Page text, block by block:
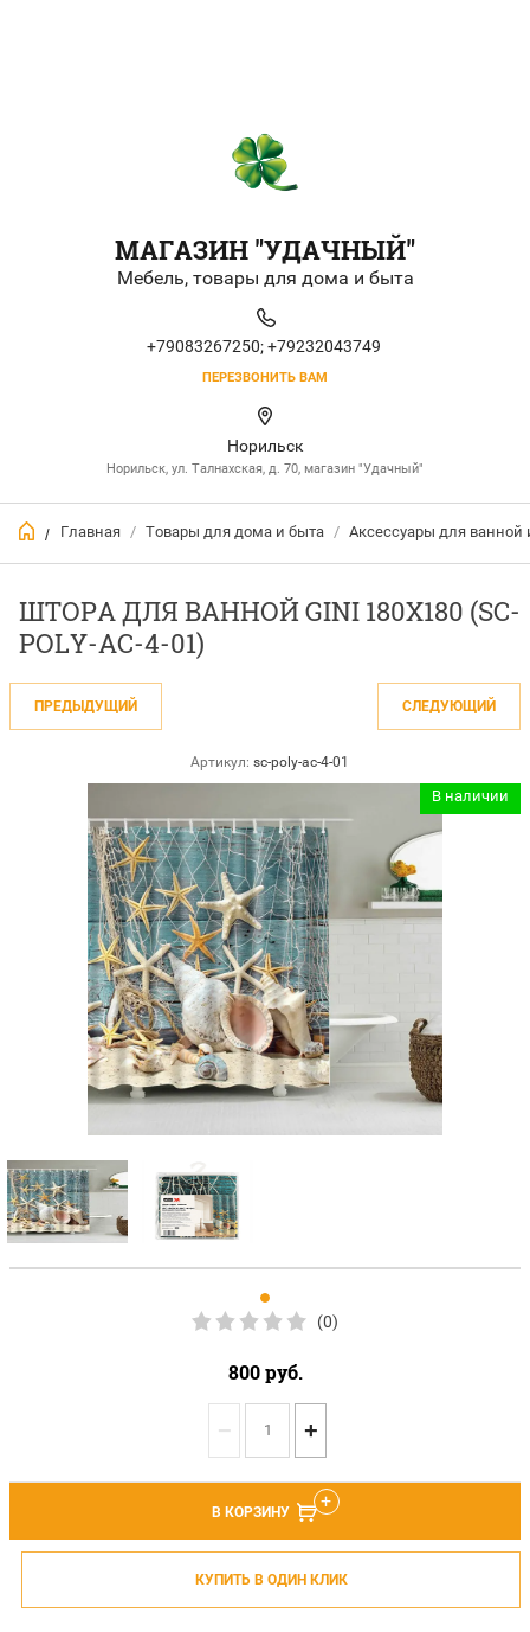
МАГАЗИН "УДАЧНЫЙ"
Мебель, товары для дома и быта
+79083267250; +79232043749
ПЕРЕЗВОНИТЬ ВАМ
Норильск
Норильск, ул. Талнахская, д. 70, магазин "Удачный"
/ Главная / Товары для дома и быта / Аксессуары для ванной
ШТОРА ДЛЯ ВАННОЙ GINI 180Х180 (SC-
POLY-AC-4-01)
ПРЕДЫДУЩИЙ СЛЕДУЮЩИЙ
Артикул: sc-poly-ac-4-01
В наличии
(0)
800руб.
− +
В КОРЗИНУ
КУПИТЬ В ОДИН КЛИК